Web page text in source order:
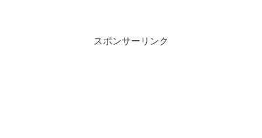
スポンサーリンク